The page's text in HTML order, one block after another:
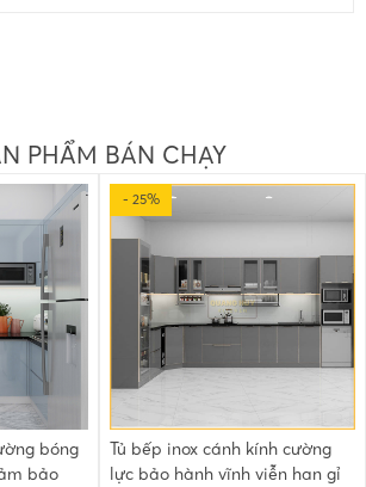
PHẨM BÁN CHẠY
bóng
bảo
- 25%
Tủ bếp inox cánh kính cường
lực bảo hành vĩnh viễn han gỉ